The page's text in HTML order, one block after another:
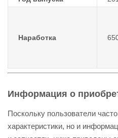
Наработка
Информация о
Поскольку пользователи
характеристики, но и